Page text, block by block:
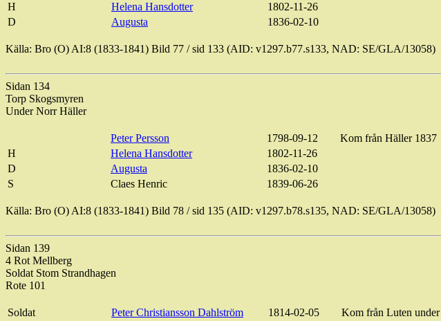
H
Helena Hansdotter
1802-11-26
D
Augusta 1836-02-10
Källa: Bro (O) AI:8 (1833-1841) Bild 77 / sid 133 (AID: v1297.b77.s133, NAD: SE/GLA/13058)
Sidan 134
Torp Skogsmyren
Under Norr Häller
Peter Persson 1798-09-12
Kom från Häller 1837
H
Helena Hansdotter
1802-11-26
D
Augusta
1836-02-10
S
Claes Henric 1839-06-26
Källa: Bro (O) AI:8 (1833-1841) Bild 78 / sid 135 (AID: v1297.b78.s135, NAD: SE/GLA/13058)
Sidan 139
4 Rot Mellberg
Soldat Stom Strandhagen
Rote 101
Soldat Peter Christiansson Dahlström 1814-02-05 Kom från Luten under